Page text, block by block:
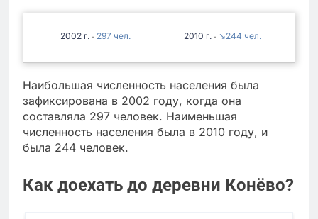
2002 - 297 2010 - ↘244
Наибольшая численность населения была
зафиксирована в 2002 году, когда она
составляла 297 человек. Наименьшая
численность населения была в 2010 году, и
была 244 человек.
Как доехать до деревни Конёво?